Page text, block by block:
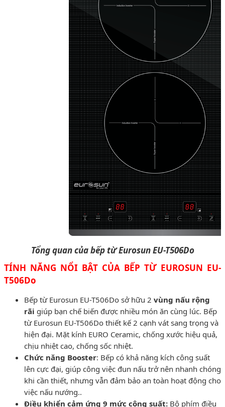
Tổng quan của bếp từ Eurosun EU-T506Do
TÍNH NĂNG NỔI BẬT CỦA BẾP TỪ EUROSUN EU-
T506Do
Bếp từ Eurosun EU-T506Do sở hữu 2 vùng nấu rộng
rãi giúp bạn chế biến được nhiều món ăn cùng lúc. Bếp
từ Eurosun EU-T506Do thiết kế 2 cạnh vát sang trọng và
hiện đại. Mặt kính EURO Ceramic, chống xước hiệu quả,
chịu nhiệt cao, chống sốc nhiệt.
Chức năng Booster: Bếp có khả năng kích công suất
lên cực đại, giúp công việc đun nấu trở nên nhanh chóng
khi cần thiết, nhưng vẫn đảm bảo an toàn hoạt động cho
việc nấu nướng..
Điều khiển cảm ứng 9 mức công suất: Bộ phím điều